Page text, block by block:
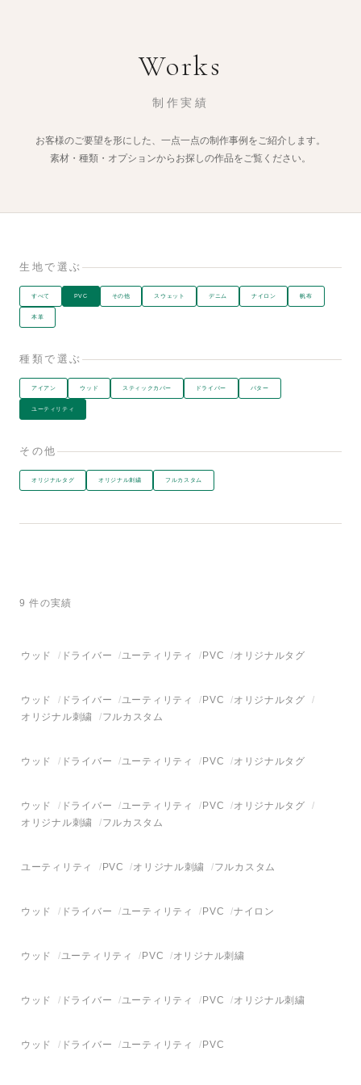
Works
制作実績
お客様のご要望を形にした、一点一点の制作事例をご紹介します。
素材・種類・オプションからお探しの作品をご覧ください。
生地で選ぶ
すべて PVC その他 スウェット デニム ナイロン 帆布
本革
種類で選ぶ
アイアン ウッド スティックカバー ドライバー パター
ユーティリティ
その他
オリジナルタグ オリジナル刺繍 フルカスタム
9 件の実績
ウッド ドライバー ユーティリティ PVC オリジナルタグ
ウッド ドライバー ユーティリティ PVC
オリジナルタグ
オリジナル刺繍
フルカスタム
ウッド ドライバー ユーティリティ PVC オリジナルタグ
ウッド ドライバー ユーティリティ PVC
オリジナルタグ
オリジナル刺繍
フルカスタム
ユーティリティ PVC オリジナル刺繍 フルカスタム
ウッド ドライバー ユーティリティ PVC ナイロン
ウッド ユーティリティ PVC オリジナル刺繍
ウッド ドライバー ユーティリティ PVC オリジナル刺繍
ウッド ドライバー ユーティリティ PVC